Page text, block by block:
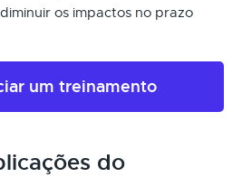
os impactos no prazo
um treinamento
do